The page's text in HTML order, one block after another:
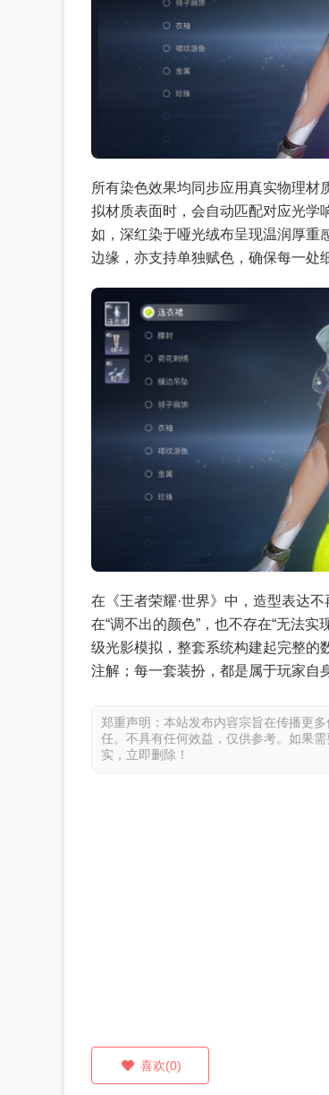
所有染色效果均同步应用真实物理材
拟材质表面时，会自动匹配对应光学
如，深红染于哑光绒布呈现温润厚重
边缘，亦支持单独赋色，确保每一处
在《王者荣耀·世界》中，造型表达
在“调不出的颜色”，也不存在“无法
级光影模拟，整套系统构建起完整的
注解；每一套装扮，都是属于玩家自
郑重声明：本站发布内容宗旨在传播更
任。不具有任何效益，仅供参考。如果
实，立即删除！
喜欢(0)